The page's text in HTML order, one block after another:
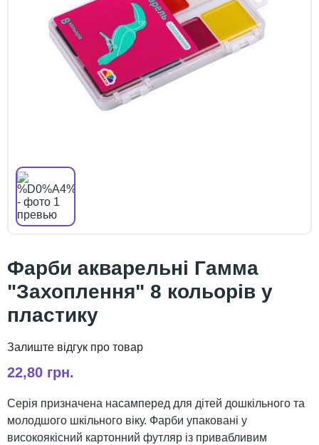
Фарби акварельні Гамма
"Захоплення" 8 кольорів у
пластику
22,80 грн.
Серія призначена насамперед для дітей дошкільного та
молодшого шкільного віку. Фарби упаковані у
високоякісний картонний футляр із привабливим